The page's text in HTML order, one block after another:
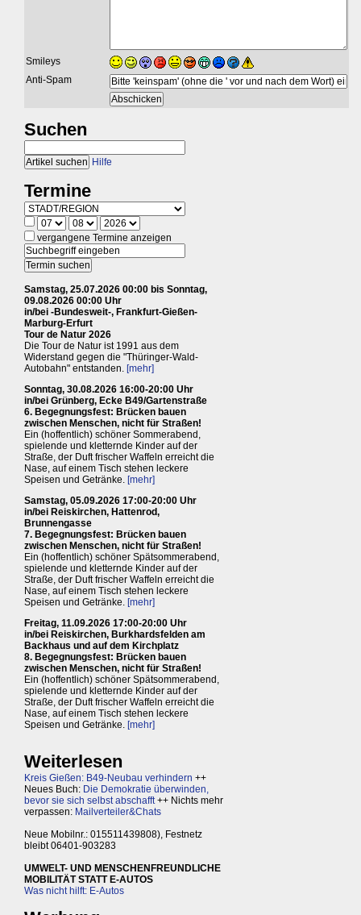
Smileys
Anti-Spam
Suchen
Hilfe
Termine
vergangene Termine anzeigen
Samstag, 25.07.2026 00:00 bis Sonntag,
09.08.2026 00:00 Uhr
in/bei -Bundesweit-, Frankfurt-Gießen-
Marburg-Erfurt
Tour de Natur 2026
Die Tour de Natur ist 1991 aus dem
Widerstand gegen die "Thüringer-Wald-
Autobahn" entstanden. [mehr]
Sonntag, 30.08.2026 16:00-20:00 Uhr
in/bei Grünberg, Ecke B49/Gartenstraße
6. Begegnungsfest: Brücken bauen
zwischen Menschen, nicht für Straßen!
Ein (hoffentlich) schöner Sommerabend,
spielende und kletternde Kinder auf der
Straße, der Duft frischer Waffeln erreicht die
Nase, auf einem Tisch stehen leckere
Speisen und Getränke. [mehr]
Samstag, 05.09.2026 17:00-20:00 Uhr
in/bei Reiskirchen, Hattenrod,
Brunnengasse
7. Begegnungsfest: Brücken bauen
zwischen Menschen, nicht für Straßen!
Ein (hoffentlich) schöner Spätsommerabend,
spielende und kletternde Kinder auf der
Straße, der Duft frischer Waffeln erreicht die
Nase, auf einem Tisch stehen leckere
Speisen und Getränke. [mehr]
Freitag, 11.09.2026 17:00-20:00 Uhr
in/bei Reiskirchen, Burkhardsfelden am
Backhaus und auf dem Kirchplatz
8. Begegnungsfest: Brücken bauen
zwischen Menschen, nicht für Straßen!
Ein (hoffentlich) schöner Spätsommerabend,
spielende und kletternde Kinder auf der
Straße, der Duft frischer Waffeln erreicht die
Nase, auf einem Tisch stehen leckere
Speisen und Getränke. [mehr]
Weiterlesen
Kreis Gießen: B49-Neubau verhindern ++
Neues Buch: Die Demokratie überwinden,
bevor sie sich selbst abschafft++ Nichts mehr
verpassen: Mailverteiler&Chats
Neue Mobilnr.: 015511439808), Festnetz
bleibt 06401-903283
UMWELT- UND MENSCHENFREUNDLICHE
MOBILITÄT STATT E-AUTOS
Was nicht hilft: E-Autos